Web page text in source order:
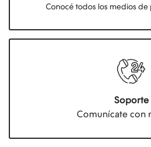
Conocé todos los medios
Soporte
Comunícate con